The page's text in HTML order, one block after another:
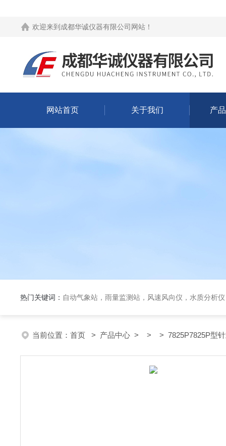
欢迎来到 成都华诚仪器有限公司网站 ！
网站首页 关于我们 产
热门关键词： 自动气象站，雨量监测站，风速风向仪，水质分析
当前位置： 首页 > 产品中心 > > > 7825P7825P型针